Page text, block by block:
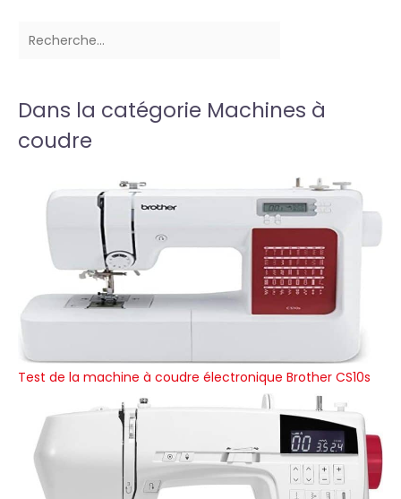
Dans la catégorie Machines à
coudre
Test de la machine à coudre électronique Brother CS10s